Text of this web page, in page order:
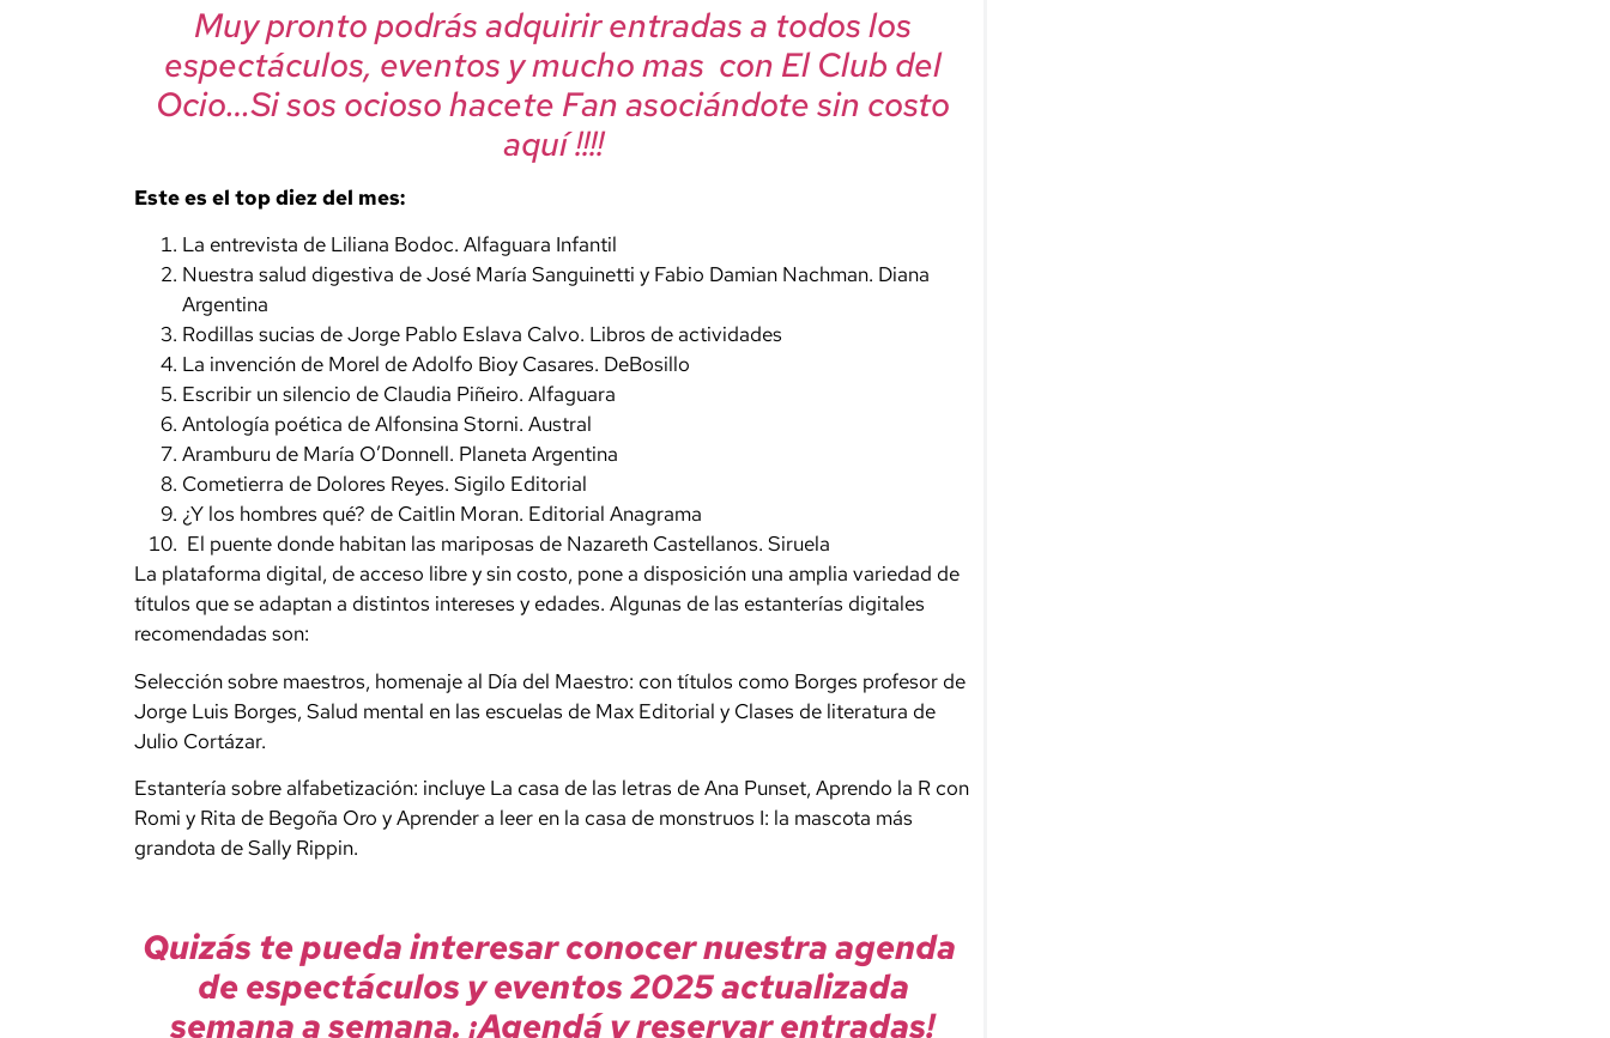
Muy pronto podrás adquirir entradas a todos los
espectáculos, eventos y mucho mas con El Club del
Ocio…Si sos ocioso hacete Fan asociándote sin costo
aquí !!!!
Este es el top diez del mes:
La entrevista de Liliana Bodoc. Alfaguara Infantil
Nuestra salud digestiva de José María Sanguinetti y Fabio Damian Nachman. Diana
Argentina
Rodillas sucias de Jorge Pablo Eslava Calvo. Libros de actividades
La invención de Morel de Adolfo Bioy Casares. DeBosillo
Escribir un silencio de Claudia Piñeiro. Alfaguara
Antología poética de Alfonsina Storni. Austral
Aramburu de María O’Donnell. Planeta Argentina
Cometierra de Dolores Reyes. Sigilo Editorial
¿Y los hombres qué? de Caitlin Moran. Editorial Anagrama
El puente donde habitan las mariposas de Nazareth Castellanos. Siruela
La plataforma digital, de acceso libre y sin costo, pone a disposición una amplia variedad de
títulos que se adaptan a distintos intereses y edades. Algunas de las estanterías digitales
recomendadas son:
Selección sobre maestros, homenaje al Día del Maestro: con títulos como Borges profesor de
Jorge Luis Borges, Salud mental en las escuelas de Max Editorial y Clases de literatura de
Julio Cortázar.
Estantería sobre alfabetización: incluye La casa de las letras de Ana Punset, Aprendo la R con
Romi y Rita de Begoña Oro y Aprender a leer en la casa de monstruos I: la mascota más
grandota de Sally Rippin.
Quizás te pueda interesar conocer nuestra agenda
de espectáculos y eventos 2025 actualizada
semana a semana. ¡Agendá y reservar entradas!